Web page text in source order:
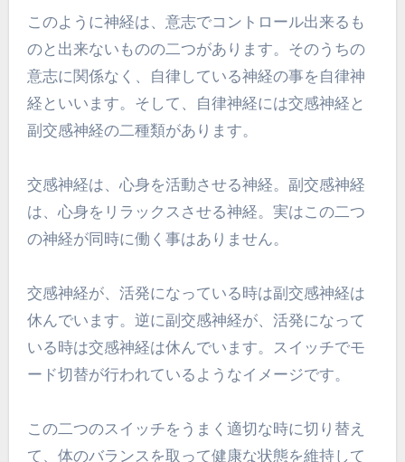
このように神経は、意志でコントロール出来るも
のと出来ないものの二つがあります。そのうちの
意志に関係なく、自律している神経の事を自律神
経といいます。そして、自律神経には交感神経と
副交感神経の二種類があります。
交感神経は、心身を活動させる神経。副交感神経
は、心身をリラックスさせる神経。実はこの二つ
の神経が同時に働く事はありません。
交感神経が、活発になっている時は副交感神経は
休んでいます。逆に副交感神経が、活発になって
いる時は交感神経は休んでいます。スイッチでモ
ード切替が行われているようなイメージです。
この二つのスイッチをうまく適切な時に切り替え
て、体のバランスを取って健康な状態を維持して